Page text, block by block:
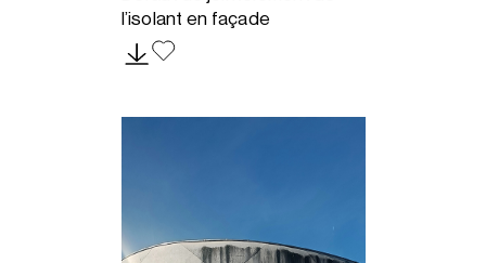
l’isolant en façade